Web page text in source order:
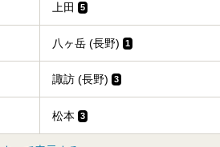
上田 5
八ヶ岳 (長野) 1
諏訪 (長野) 3
松本 3